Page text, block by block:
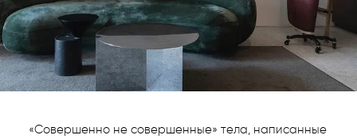
«Совершенно не совершенные» тела, написанные